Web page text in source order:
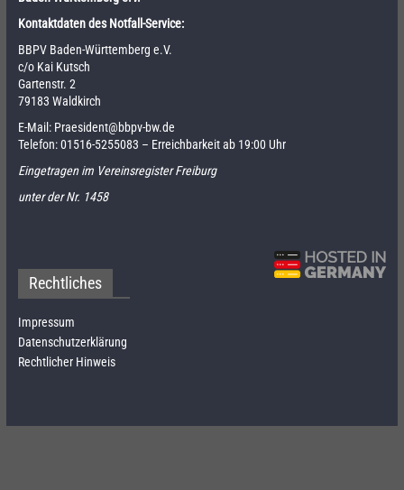
Kontaktdaten des Notfall-Service:
BBPV Baden-Württemberg e.V.
c/o Kai Kutsch
Gartenstr. 2
79183 Waldkirch
E-Mail: Praesident@bbpv-bw.de
Telefon:01516-5255083 – Erreichbarkeit ab 19:00 Uhr
Eingetragen im Vereinsregister Freiburg
unter der Nr. 1458
Rechtliches
Impressum
Datenschutzerklärung
Rechtlicher Hinweis